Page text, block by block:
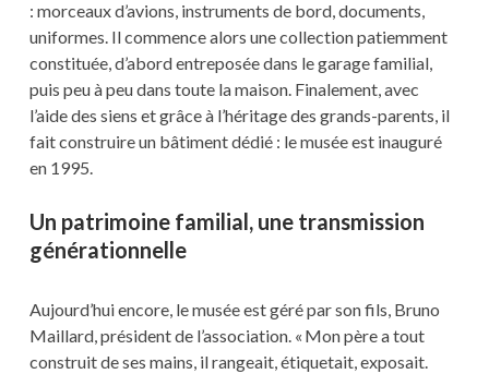
: morceaux d’avions, instruments de bord, documents,
uniformes. Il commence alors une collection patiemment
constituée, d’abord entreposée dans le garage familial,
puis peu à peu dans toute la maison. Finalement, avec
l’aide des siens et grâce à l’héritage des grands-parents, il
fait construire un bâtiment dédié : le musée est inauguré
en 1995.
Un patrimoine familial, une transmission
générationnelle
Aujourd’hui encore, le musée est géré par son fils, Bruno
Maillard, président de l’association. « Mon père a tout
construit de ses mains, il rangeait, étiquetait, exposait.